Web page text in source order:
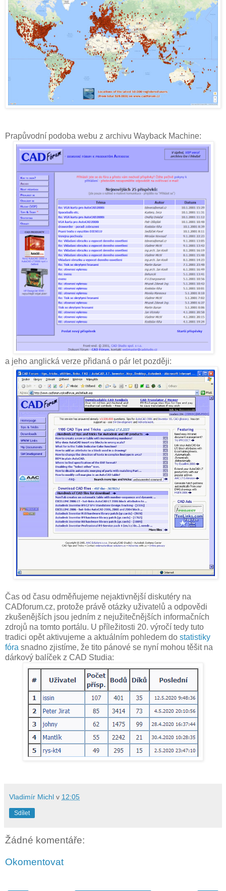
Prapůvodní podoba webu z archivu Wayback Machine:
a jeho anglická verze přidaná o pár let později:
Čas od času odměňujeme nejaktivnější diskutéry na
CADforum.cz, protože právě otázky uživatelů a odpovědi
zkušenějších jsou jedním z nejužitečnějších informačních
zdrojů na tomto portálu. U příležitosti 20. výročí tedy tuto
tradici opět aktivujeme a aktuálním pohledem do statistiky
fóra snadno zjistíme, že tito pánové se nyní mohou těšit na
dárkový balíček z CAD Studia:
Vladimír Michl v 12:05
Sdílet
Žádné komentáře:
Okomentovat